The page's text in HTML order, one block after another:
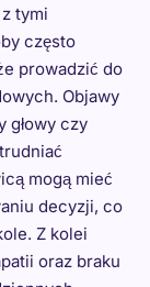
tymi
często
prowadzić do
Objawy
głowy czy
mogą mieć
decyzji, co
Z kolei
oraz braku